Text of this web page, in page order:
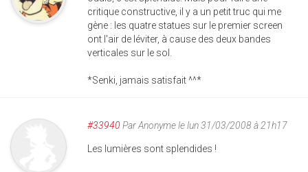
critique constructive, il y a un petit truc qui me
gène : les quatre statues sur le premier screen
ont l'air de léviter, à cause des deux bandes
verticales sur le sol.
*Senki, jamais satisfait ^^*
#33940 ParAnonymele lun 31/03/2008 à 21h17
Les lumières sont splendides !